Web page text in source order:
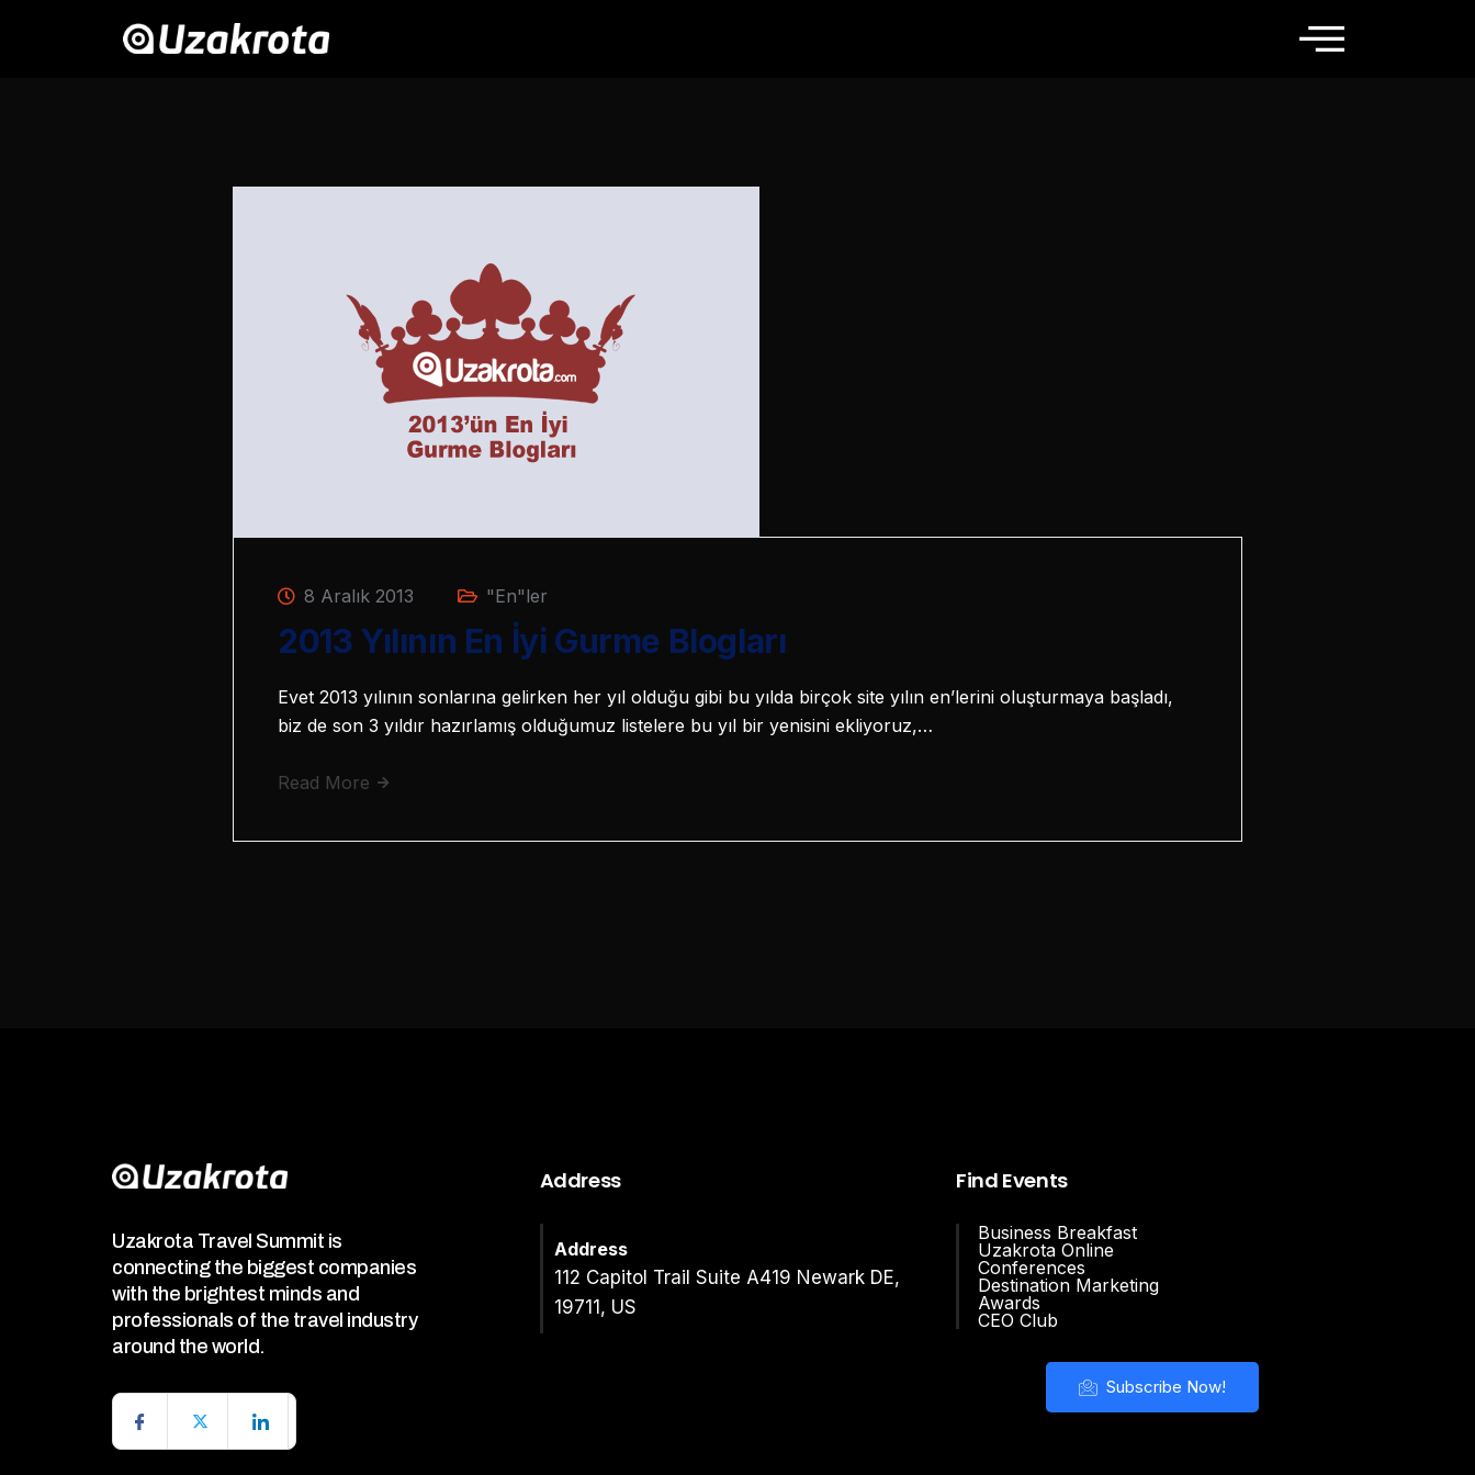
8 Aralık 2013 "En"ler
2013 Yılının En İyi Gurme Blogları
Evet 2013 yılının sonlarına gelirken her yıl olduğu gibi bu yılda birçok site yılın en’lerini oluşturmaya başladı,
biz de son 3 yıldır hazırlamış olduğumuz listelere bu yıl bir yenisini ekliyoruz,…
Read More
Uzakrota Travel Summit is
connecting the biggest companies
with the brightest minds and
professionals of the travel industry
around the world.
Address
Address
112 Capitol Trail Suite A419 Newark DE,
19711, US
Find Events
Business Breakfast
Uzakrota Online
Conferences
Destination Marketing
Awards
CEO Club
Subscribe Now!